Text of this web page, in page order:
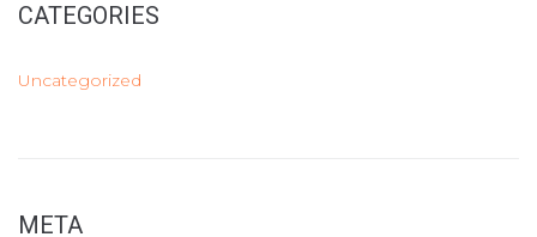
CATEGORIES
Uncategorized
META